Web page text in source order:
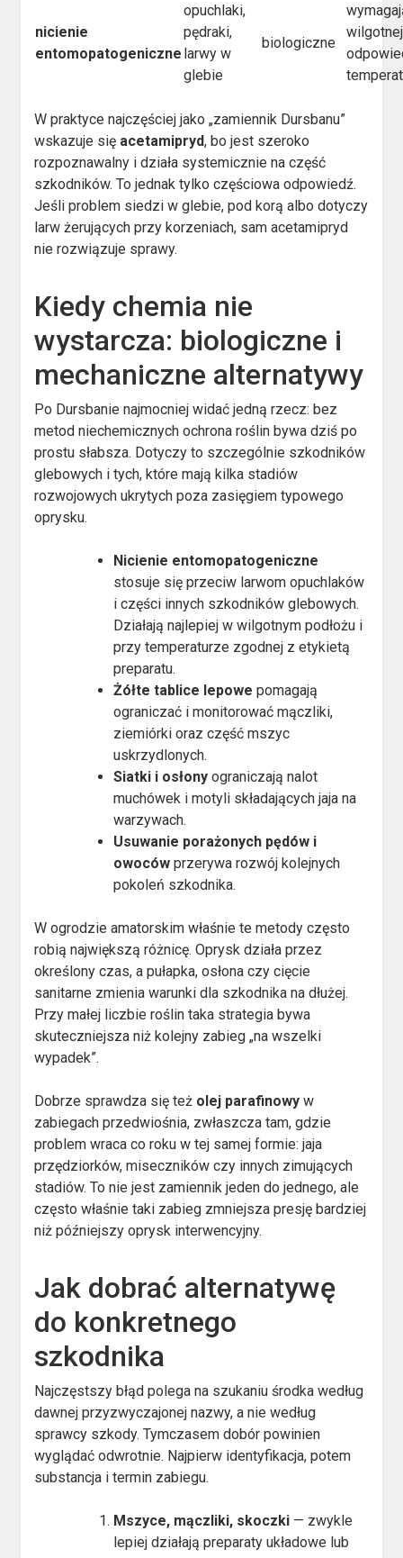
nicienie
entomopatogeniczne
opuchlaki,
pędraki,
larwy w
glebie
biologiczne
W praktyce najczęściej jako „zamiennik Dursbanu”
wskazuje się acetamipryd, bo jest szeroko
rozpoznawalny i działa systemicznie na część
szkodników. To jednak tylko częściowa odpowiedź.
Jeśli problem siedzi w glebie, pod korą albo dotyczy
larw żerujących przy korzeniach, sam acetamipryd
nie rozwiązuje sprawy.
Kiedy chemia nie
wystarcza: biologiczne i
mechaniczne alternatywy
Po Dursbanie najmocniej widać jedną rzecz: bez
metod niechemicznych ochrona roślin bywa dziś po
prostu słabsza. Dotyczy to szczególnie szkodników
glebowych i tych, które mają kilka stadiów
rozwojowych ukrytych poza zasięgiem typowego
oprysku.
Nicienie entomopatogeniczne
stosuje się przeciw larwom opuchlaków
i części innych szkodników glebowych.
Działają najlepiej w wilgotnym podłożu i
przy temperaturze zgodnej z etykietą
preparatu.
Żółte tablice lepowe pomagają
ograniczać i monitorować mączliki,
ziemiórki oraz część mszyc
uskrzydlonych.
Siatki i osłony ograniczają nalot
muchówek i motyli składających jaja na
warzywach.
Usuwanie porażonych pędów i
owoców przerywa rozwój kolejnych
pokoleń szkodnika.
W ogrodzie amatorskim właśnie te metody często
robią największą różnicę. Oprysk działa przez
określony czas, a pułapka, osłona czy cięcie
sanitarne zmienia warunki dla szkodnika na dłużej.
Przy małej liczbie roślin taka strategia bywa
skuteczniejsza niż kolejny zabieg „na wszelki
wypadek”.
Dobrze sprawdza się też olej parafinowy w
zabiegach przedwiośnia, zwłaszcza tam, gdzie
problem wraca co roku w tej samej formie: jaja
przędziorków, miseczników czy innych zimujących
stadiów. To nie jest zamiennik jeden do jednego, ale
często właśnie taki zabieg zmniejsza presję bardziej
niż późniejszy oprysk interwencyjny.
Jak dobrać alternatywę
do konkretnego
szkodnika
Najczęstszy błąd polega na szukaniu środka według
dawnej przyzwyczajonej nazwy, a nie według
sprawcy szkody. Tymczasem dobór powinien
wyglądać odwrotnie. Najpierw identyfikacja, potem
substancja i termin zabiegu.
Mszyce, mączliki, skoczki — zwykle
lepiej działają preparaty układowe lub